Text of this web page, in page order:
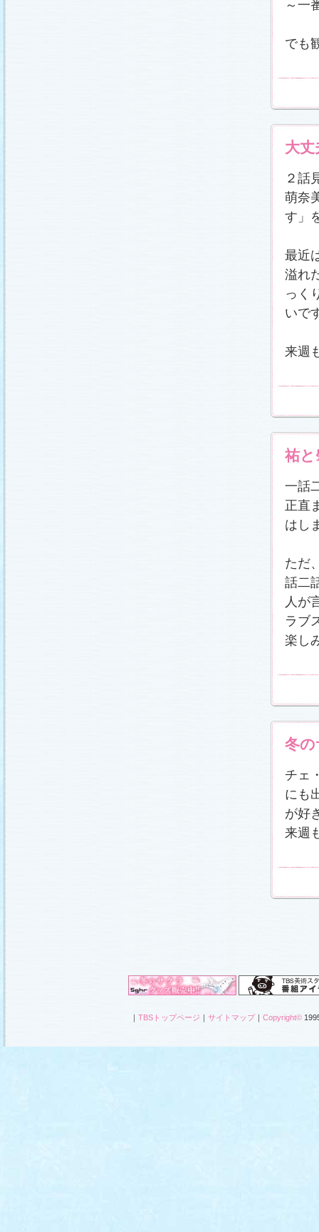
～一
でも
大
２話
萌奈
す」
最近
溢れ
っく
いで
来週
祐と
一話
正直
はし
ただ
話二
人が
ラブ
楽し
冬
チェ
にも
が好
来週
｜ TBSトップページ ｜ サイトマップ｜ Copyright©